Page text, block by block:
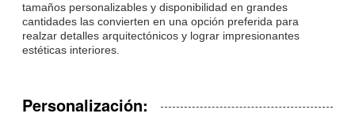
tamaños personalizables y disponibilidad en grandes
cantidades las convierten en una opción preferida para
realzar detalles arquitectónicos y lograr impresionantes
estéticas interiores.
Personalización: